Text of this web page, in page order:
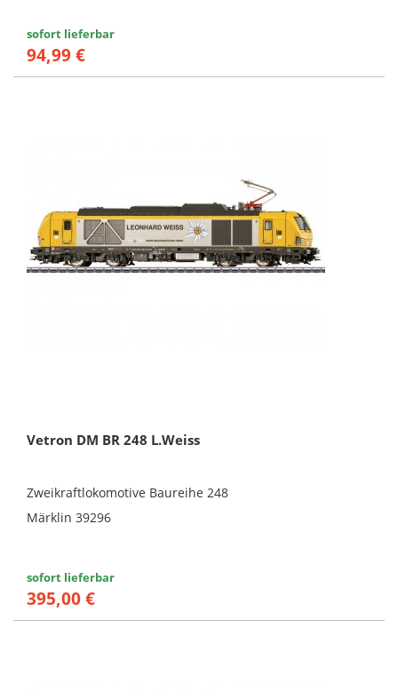
sofort lieferbar
94,99 €
Vetron DM BR 248 L.Weiss
Zweikraftlokomotive Baureihe 248
Märklin 39296
sofort lieferbar
395,00 €